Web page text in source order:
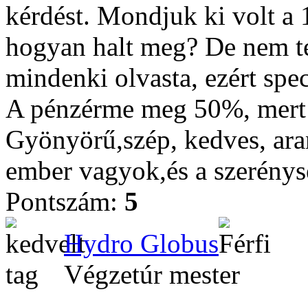
kérdést. Mondjuk ki volt a
hogyan halt meg? De nem
mindenki olvasta, ezért
A pénzérme meg 50%,
Gyönyörű,szép, kedves,
ember vagyok,és a
Pontszám: 5
Hydro Globus
Végzetúr mester